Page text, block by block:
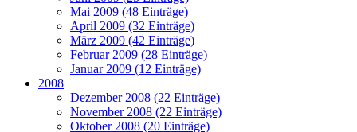
Mai 2009 (48 Einträge)
April 2009 (32 Einträge)
März 2009 (42 Einträge)
Februar 2009 (28 Einträge)
Januar 2009 (12 Einträge)
2008
Dezember 2008 (22 Einträge)
November 2008 (22 Einträge)
Oktober 2008 (20 Einträge)